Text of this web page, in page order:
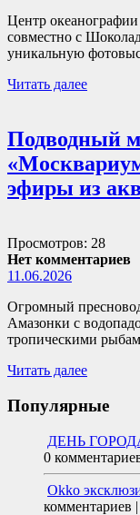
Центр
совместно с
уникальную
Читать далее
Подводный
эфиры из
Просмотров: 28
Нет комментариев
11.06.2026
Огромный
Амазонки с
тропическими
Читать далее
Популярные
ДЕНЬ
0
Okko
комментариев |